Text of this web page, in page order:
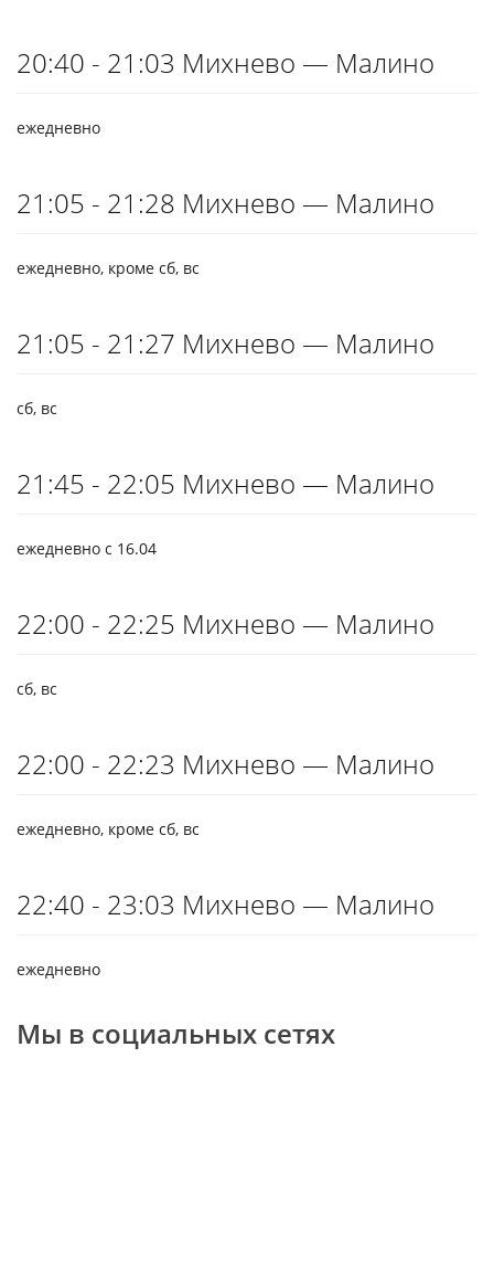
20:40 - 21:03 Михнево — Малино
ежедневно
21:05 - 21:28 Михнево — Малино
ежедневно, кроме сб, вс
21:05 - 21:27 Михнево — Малино
сб, вс
21:45 - 22:05 Михнево — Малино
ежедневно с 16.04
22:00 - 22:25 Михнево — Малино
сб, вс
22:00 - 22:23 Михнево — Малино
ежедневно, кроме сб, вс
22:40 - 23:03 Михнево — Малино
ежедневно
Мы в социальных сетях